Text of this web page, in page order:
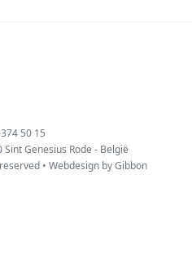
50 15
Genesius Rode - België
• Webdesign byGibbon